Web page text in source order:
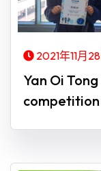
2021年11月
Yan Oi
competition